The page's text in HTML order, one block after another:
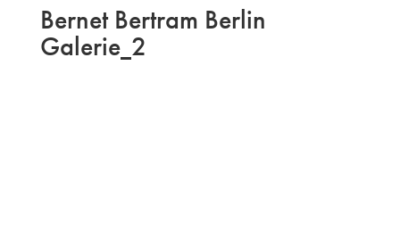
Bernet Bertram Berlin
Galerie_2